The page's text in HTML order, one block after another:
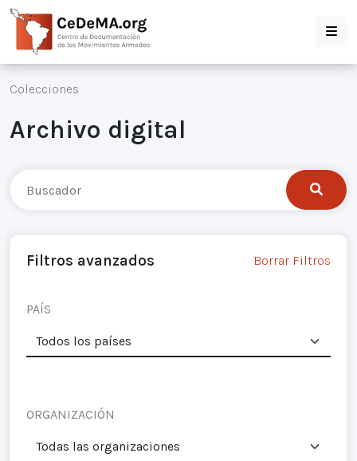
Colecciones
Archivo digital
Filtros avanzados Borrar Filtros
PAÍS
ORGANIZACIÓN